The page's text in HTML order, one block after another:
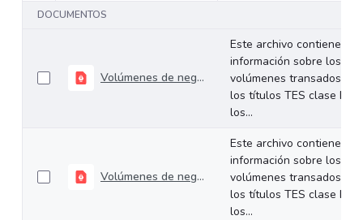
DOCUMENTOS
Volúmenes de negociación del 27 al 31 de julio de 2026
Este archivo contiene
información sobre los
volúmenes transados de
los títulos TES clase B en
los...
Volúmenes de negociación del 21 al 24 de julio de 2026
Este archivo contiene
información sobre los
volúmenes transados de
los títulos TES clase B en
los...